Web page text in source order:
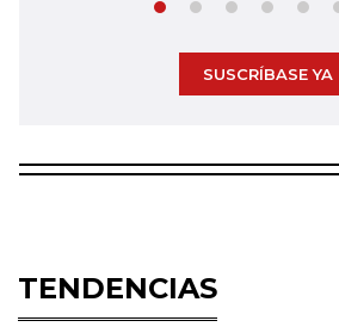
SUSCRÍBASE YA
TENDENCIAS